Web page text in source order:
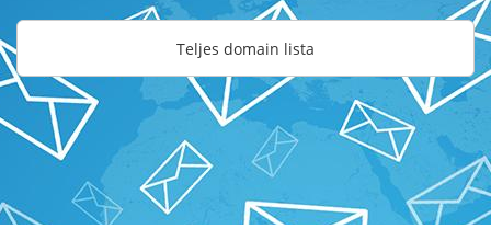
Teljes domain lista